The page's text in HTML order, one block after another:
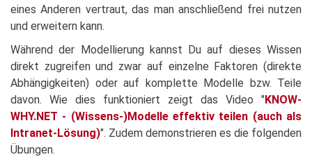
eines Anderen vertraut, das man anschließend frei nutzen
und erweitern kann.
Während der Modellierung kannst Du auf dieses Wissen
direkt zugreifen und zwar auf einzelne Faktoren (direkte
Abhängigkeiten) oder auf komplette Modelle bzw. Teile
davon. Wie dies funktioniert zeigt das Video "KNOW-
WHY.NET - (Wissens-)Modelle effektiv teilen (auch als
Intranet-Lösung)". Zudem demonstrieren es die folgenden
Übungen.